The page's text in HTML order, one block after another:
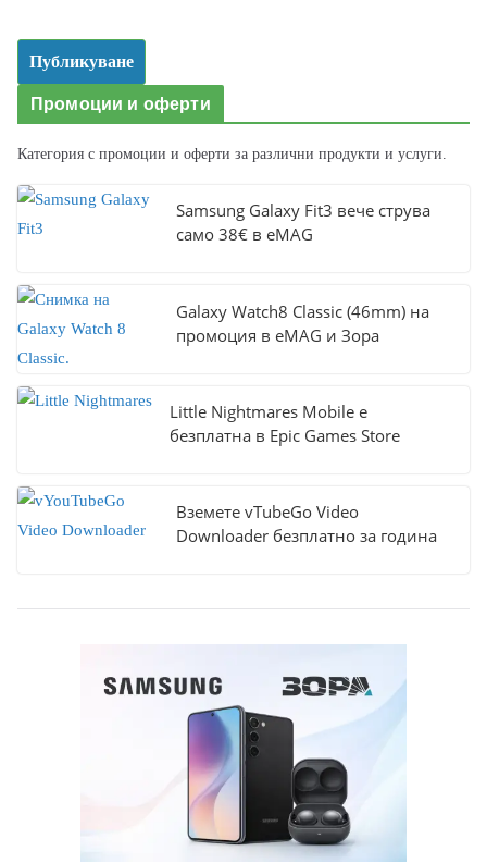
Промоции и оферти
Категория с промоции и оферти за различни продукти и услуги.
Samsung Galaxy Fit3 вече струва
само 38€ в eMAG
Galaxy Watch8 Classic (46mm) на
промоция в eMAG и Зора
Little Nightmares Mobile е
безплатна в Epic Games Store
Вземете vTubeGo Video
Downloader безплатно за година